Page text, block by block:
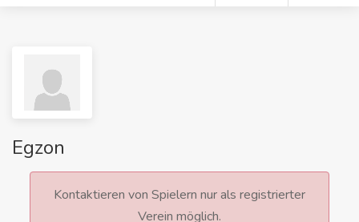
Egzon
Kontaktieren von Spielern nur als registrierter
Verein möglich.